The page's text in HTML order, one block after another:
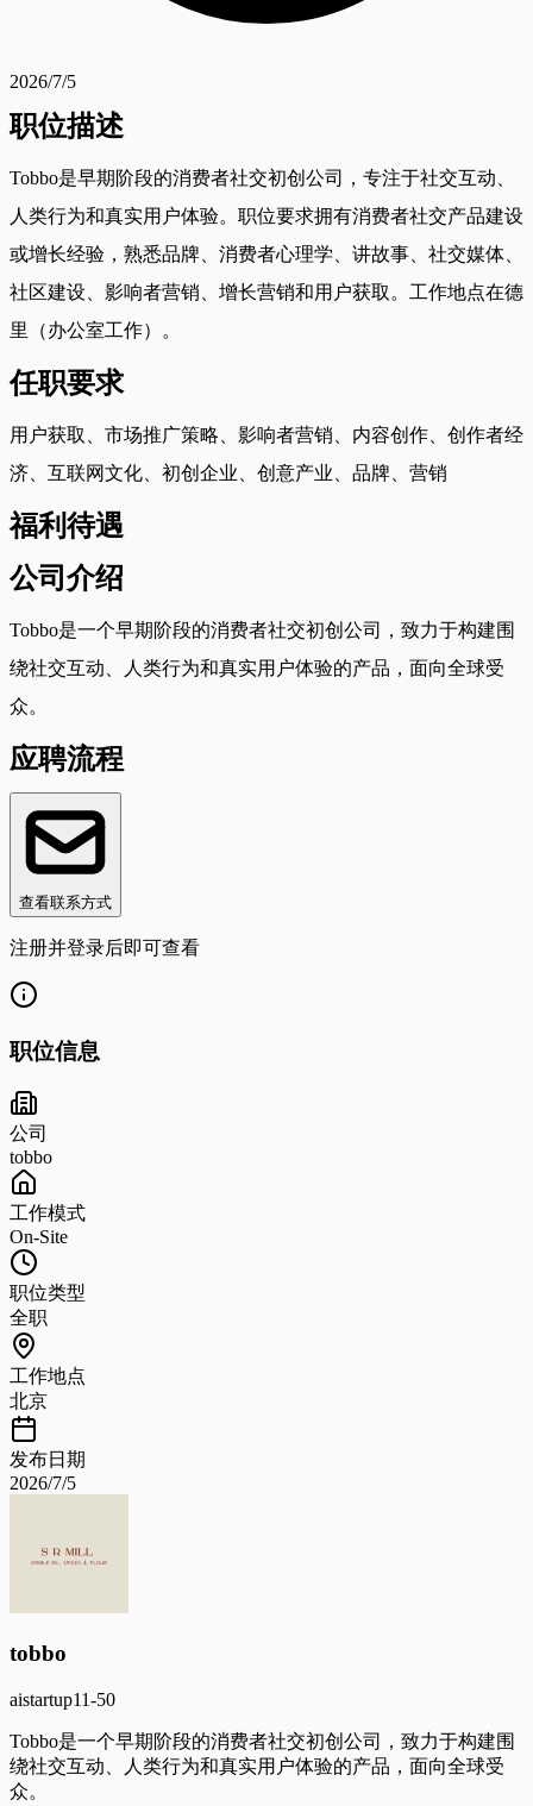
2026/7/5
职位描述
Tobbo是早期阶段的消费者社交初创公司，专注于社交互动、
人类行为和真实用户体验。职位要求拥有消费者社交产品建设
或增长经验，熟悉品牌、消费者心理学、讲故事、社交媒体、
社区建设、影响者营销、增长营销和用户获取。工作地点在德
里（办公室工作）。
任职要求
用户获取、市场推广策略、影响者营销、内容创作、创作者经
济、互联网文化、初创企业、创意产业、品牌、营销
福利待遇
公司介绍
Tobbo是一个早期阶段的消费者社交初创公司，致力于构建围
绕社交互动、人类行为和真实用户体验的产品，面向全球受
众。
应聘流程
查看联系方式
注册并登录后即可查看
职位信息
公司
tobbo
工作模式
On-Site
职位类型
全职
工作地点
北京
发布日期
2026/7/5
tobbo
aistartup11-50
Tobbo是一个早期阶段的消费者社交初创公司，致力于构建围
绕社交互动、人类行为和真实用户体验的产品，面向全球受
众。